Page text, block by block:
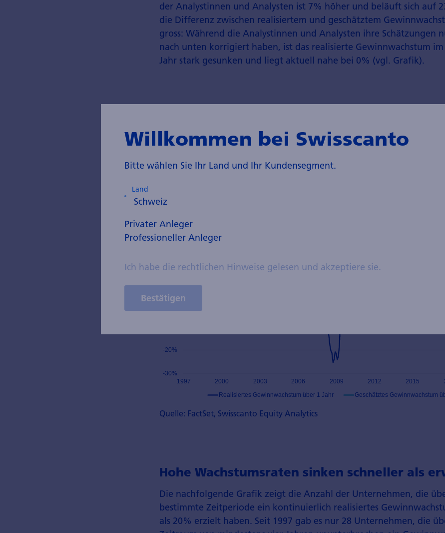
der Analystinnen und Analysten ist 7% höher und beläuft sich auf
die Differenz zwischen realisiertem und geschätztem
gross: Während die Analystinnen und Analysten ihre Schätzungen
nach unten korrigiert haben, ist das realisierte Gewinnwachstum
Jahr stark gesunken und liegt aktuell nahe bei 0% (vgl. Grafik).
Quelle: FactSet, Swisscanto Equity Analytics
Hohe Wachstumsraten sinken schneller als
Die nachfolgende Grafik zeigt die Anzahl der Unternehmen, die
bestimmte Zeitperiode ein kontinuierlich realisiertes
als 20% erzielt haben. Seit 1997 gab es nur 28 Unternehmen, die
Willkommen bei Swisscanto
Bitte wählen Sie Ihr Land und Ihr Kundensegment.
Land
Privater Anleger
Professioneller Anleger
Ich habe die rechtlichen Hinweise gelesen und akzeptiere sie.
Bestätigen